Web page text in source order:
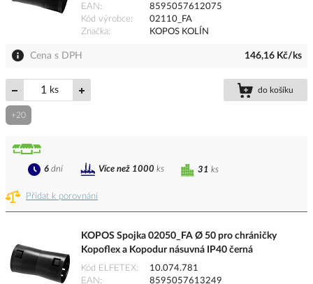
EAN
8595057612075
Kód výrobce
02110_FA
Značka
KOPOS KOLÍN
Cena s DPH 146,16 Kč/ks
ks do košíku
+20
Přidat k porovnání
31 ks
6 dní Více než 1000 ks
KOPOS Spojka 02050_FA Ø 50 pro chráničky
Kopoflex a Kopodur násuvná IP40 černá
Kód ELFETEX
10.074.781
EAN
8595057613249